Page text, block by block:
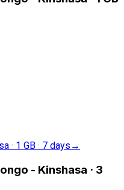
· 1 GB · 7 days →
- Kinshasa · 3